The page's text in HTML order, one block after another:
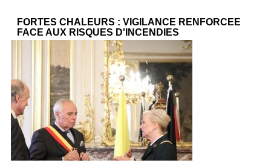
FORTES CHALEURS : VIGILANCE RENFORCEE
FACE AUX RISQUES D'INCENDIES